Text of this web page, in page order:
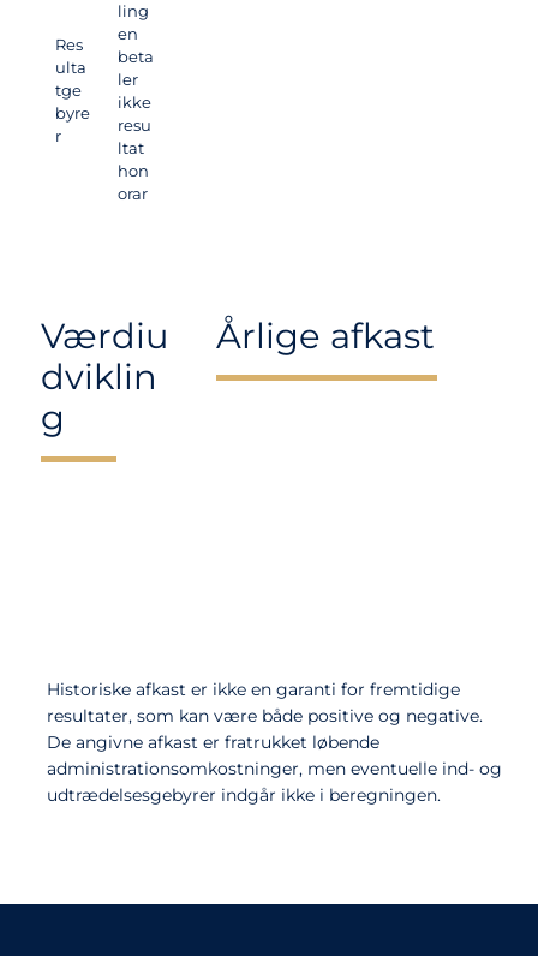
Res
ulta
tge
byre
r
ling
en
beta
ler
ikke
resu
ltat
hon
orar
Værdiu
dviklin
g
Årlige afkast
Historiske afkast er ikke en garanti for fremtidige
resultater, som kan være både positive og negative.
De angivne afkast er fratrukket løbende
administrationsomkostninger, men eventuelle ind- og
udtrædelsesgebyrer indgår ikke i beregningen.